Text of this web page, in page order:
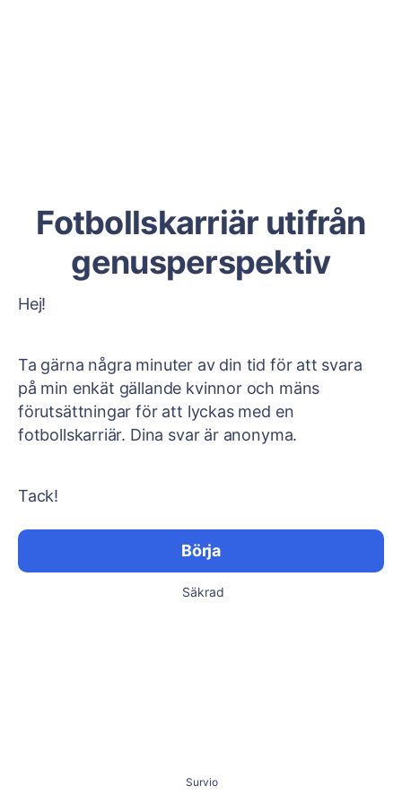
Fotbollskarriär utifrån
genusperspektiv
Hej!
Ta gärna några minuter av din tid för att svara
på min enkät gällande kvinnor och mäns
förutsättningar för att lyckas med en
fotbollskarriär. Dina svar är anonyma.
Tack!
Börja
Säkrad
Survio